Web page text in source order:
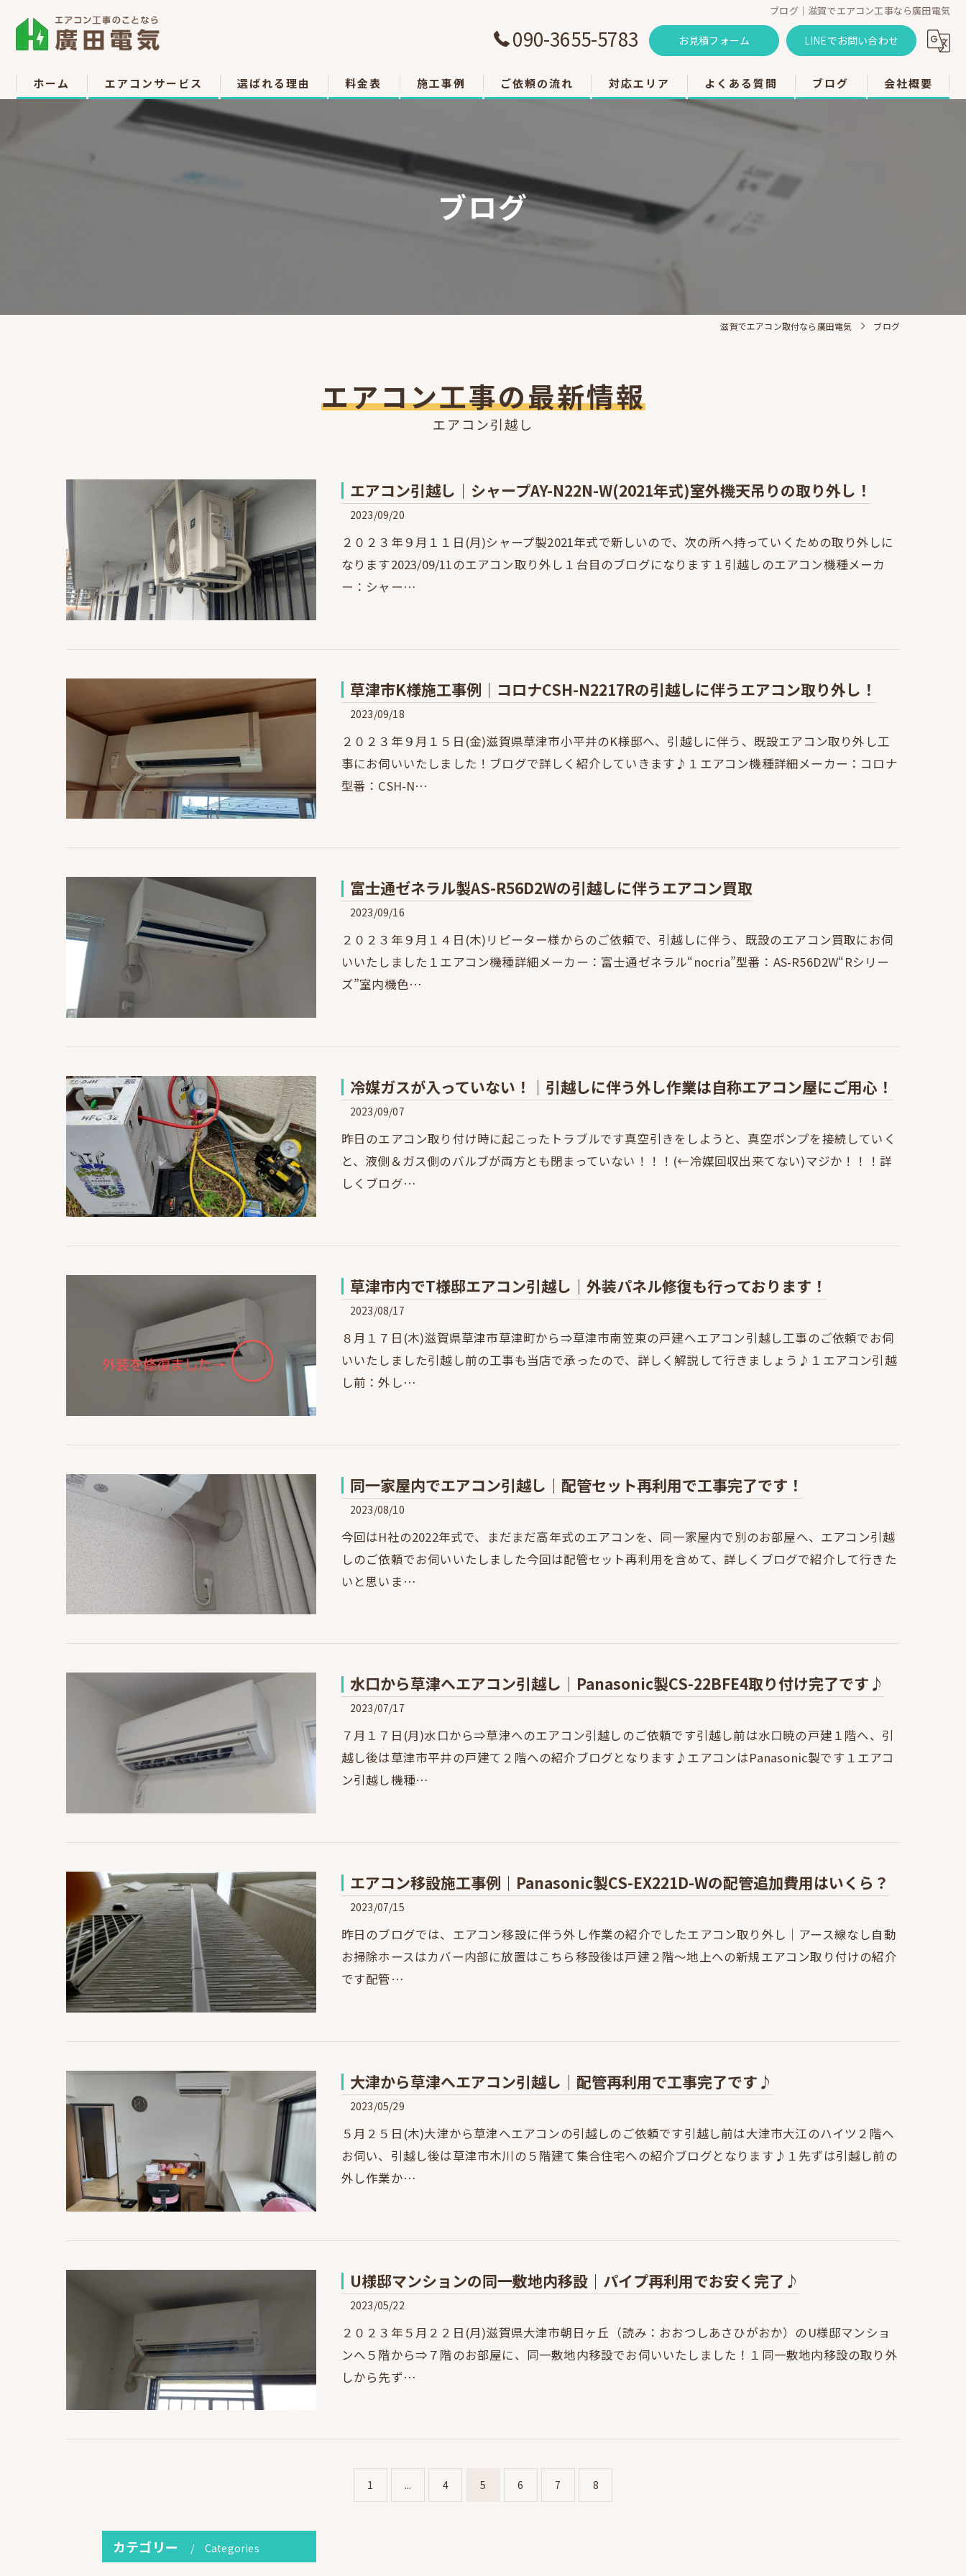
ブログ｜滋賀でエアコン工事なら廣田電気
090-3655-5783 お見積フォーム LINEでお問い合わせ
ホーム エアコンサービス
エアコン取付
選ばれる理由
お客様の声
料金表 施工事例 ご依頼の流れ 対応エリア
栗東市のエアコン工事
東近江市のエアコン工事
よくある質問 ブログ 会社概要
ブログ
滋賀でエアコン取付なら廣田電気 ブログ
エアコン工事の最新情報
エアコン引越し
エアコン引越し｜シャープAY-N22N-W(2021年式)室外機天吊りの取り外し！
2023/09/20
２０２３年９月１１日(月)シャープ製2021年式で新しいので、次の所へ持っていくための取り外しに
なります2023/09/11のエアコン取り外し１台目のブログになります１引越しのエアコン機種メーカ
ー：シャー…
草津市K様施工事例｜コロナCSH-N2217Rの引越しに伴うエアコン取り外し！
2023/09/18
２０２３年９月１５日(金)滋賀県草津市小平井のK様邸へ、引越しに伴う、既設エアコン取り外し工
事にお伺いいたしました！ブログで詳しく紹介していきます♪１エアコン機種詳細メーカー：コロナ
型番：CSH-N…
富士通ゼネラル製AS-R56D2Wの引越しに伴うエアコン買取
2023/09/16
２０２３年９月１４日(木)リピーター様からのご依頼で、引越しに伴う、既設のエアコン買取にお伺
いいたしました１エアコン機種詳細メーカー：富士通ゼネラル“nocria”型番：AS-R56D2W“Rシリー
ズ”室内機色…
冷媒ガスが入っていない！｜引越しに伴う外し作業は自称エアコン屋にご用心！
2023/09/07
昨日のエアコン取り付け時に起こったトラブルです真空引きをしようと、真空ポンプを接続していく
と、液側＆ガス側のバルブが両方とも閉まっていない！！！(←冷媒回収出来てない)マジか！！！詳
しくブログ…
草津市内でT様邸エアコン引越し｜外装パネル修復も行っております！
2023/08/17
８月１７日(木)滋賀県草津市草津町から⇒草津市南笠東の戸建へエアコン引越し工事のご依頼でお伺
いいたしました引越し前の工事も当店で承ったので、詳しく解説して行きましょう♪１エアコン引越
し前：外し…
同一家屋内でエアコン引越し｜配管セット再利用で工事完了です！
2023/08/10
今回はH社の2022年式で、まだまだ高年式のエアコンを、同一家屋内で別のお部屋へ、エアコン引越
しのご依頼でお伺いいたしました今回は配管セット再利用を含めて、詳しくブログで紹介して行きた
いと思いま…
水口から草津へエアコン引越し｜Panasonic製CS-22BFE4取り付け完了です♪
2023/07/17
７月１７日(月)水口から⇒草津へのエアコン引越しのご依頼です引越し前は水口暁の戸建１階へ、引
越し後は草津市平井の戸建て２階への紹介ブログとなります♪エアコンはPanasonic製です１エアコ
ン引越し機種…
エアコン移設施工事例｜Panasonic製CS-EX221D-Wの配管追加費用はいくら？
2023/07/15
昨日のブログでは、エアコン移設に伴う外し作業の紹介でしたエアコン取り外し｜アース線なし自動
お掃除ホースはカバー内部に放置はこちら移設後は戸建２階～地上への新規エアコン取り付けの紹介
です配管…
大津から草津へエアコン引越し｜配管再利用で工事完了です♪
2023/05/29
５月２５日(木)大津から草津へエアコンの引越しのご依頼です引越し前は大津市大江のハイツ２階へ
お伺い、引越し後は草津市木川の５階建て集合住宅への紹介ブログとなります♪１先ずは引越し前の
外し作業か…
U様邸マンションの同一敷地内移設｜パイプ再利用でお安く完了♪
2023/05/22
２０２３年５月２２日(月)滋賀県大津市朝日ヶ丘（読み：おおつしあさひがおか）のU様邸マンショ
ンへ５階から⇒７階のお部屋に、同一敷地内移設でお伺いいたしました！１同一敷地内移設の取り外
しから先ず…
1 ... 4 5 6 7 8
カテゴリー Categories